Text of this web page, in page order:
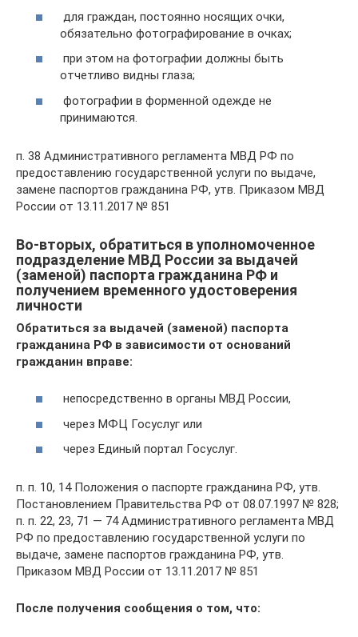
для граждан, постоянно носящих очки,
обязательно фотографирование в очках;
при этом на фотографии должны быть
отчетливо видны глаза;
фотографии в форменной одежде не
принимаются.
п. 38 Административного регламента МВД РФ по
предоставлению государственной услуги по выдаче,
замене паспортов гражданина РФ, утв. Приказом МВД
России от 13.11.2017 № 851
Во-вторых, обратиться в уполномоченное
подразделение МВД России за выдачей
(заменой) паспорта гражданина РФ и
получением временного удостоверения
личности
Обратиться за выдачей (заменой) паспорта
гражданина РФ в зависимости от оснований
гражданин вправе:
непосредственно в органы МВД России,
через МФЦ Госуслуг или
через Единый портал Госуслуг.
п. п. 10, 14 Положения о паспорте гражданина РФ, утв.
Постановлением Правительства РФ от 08.07.1997 № 828;
п. п. 22, 23, 71 — 74 Административного регламента МВД
РФ по предоставлению государственной услуги по
выдаче, замене паспортов гражданина РФ, утв.
Приказом МВД России от 13.11.2017 № 851
После получения сообщения о том, что: